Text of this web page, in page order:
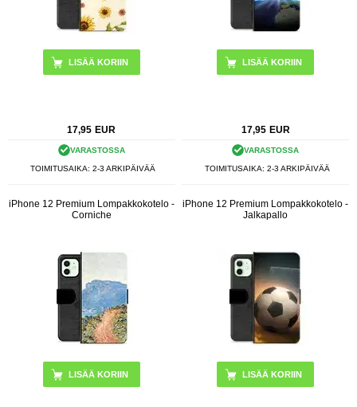
17,95 EUR
VARASTOSSA
TOIMITUSAIKA: 2-3 ARKIPÄIVÄÄ
17,95 EUR
VARASTOSSA
TOIMITUSAIKA: 2-3 ARKIPÄIVÄÄ
iPhone 12 Premium Lompakkokotelo -
Corniche
iPhone 12 Premium Lompakkokotelo -
Jalkapallo